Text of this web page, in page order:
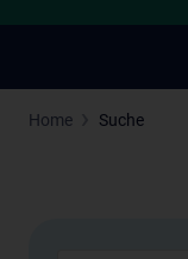
Home Suche